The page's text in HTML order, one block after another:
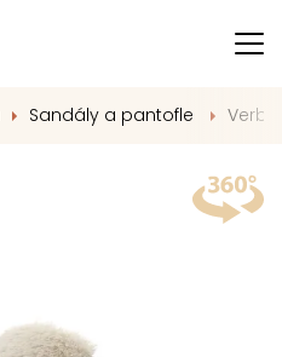
Sandály a pantofle